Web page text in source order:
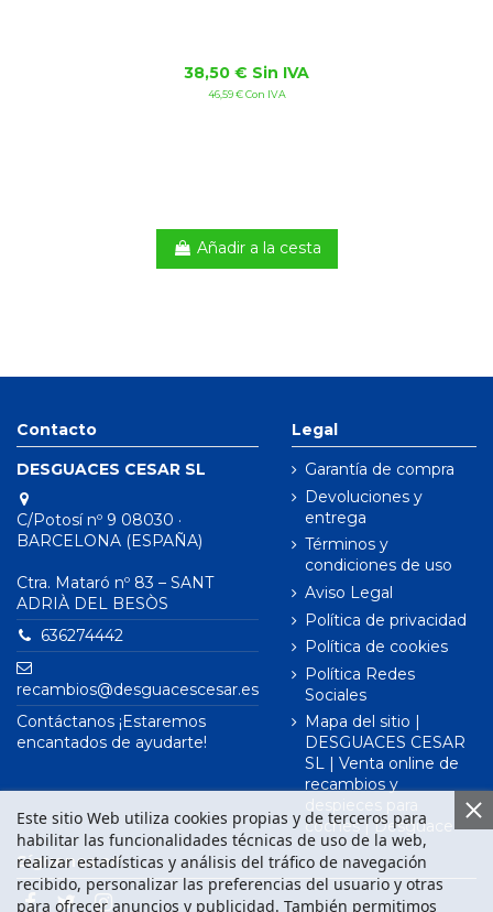
38,50 € Sin IVA
46,59 € Con IVA
Añadir a la cesta
Contacto
DESGUACES CESAR SL
C/Potosí nº 9 08030 ·
BARCELONA (ESPAÑA)
Ctra. Mataró nº 83 – SANT
ADRIÀ DEL BESÒS
636274442
recambios@desguacescesar.es
Contáctanos ¡Estaremos
encantados de ayudarte!
Legal
Garantía de compra
Devoluciones y
entrega
Términos y
condiciones de uso
Aviso Legal
Política de privacidad
Política de cookies
Política Redes
Sociales
Mapa del sitio |
DESGUACES CESAR
SL | Venta online de
recambios y
despieces para
coches | Desguace
Este sitio Web utiliza cookies propias y de terceros para
habilitar las funcionalidades técnicas de uso de la web,
realizar estadísticas y análisis del tráfico de navegación
recibido, personalizar las preferencias del usuario y otras
para ofrecer anuncios y publicidad. También permitimos
Síguenos en